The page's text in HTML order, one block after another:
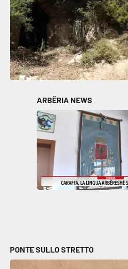
ARBËRIA NEWS
PONTE SULLO STRETTO